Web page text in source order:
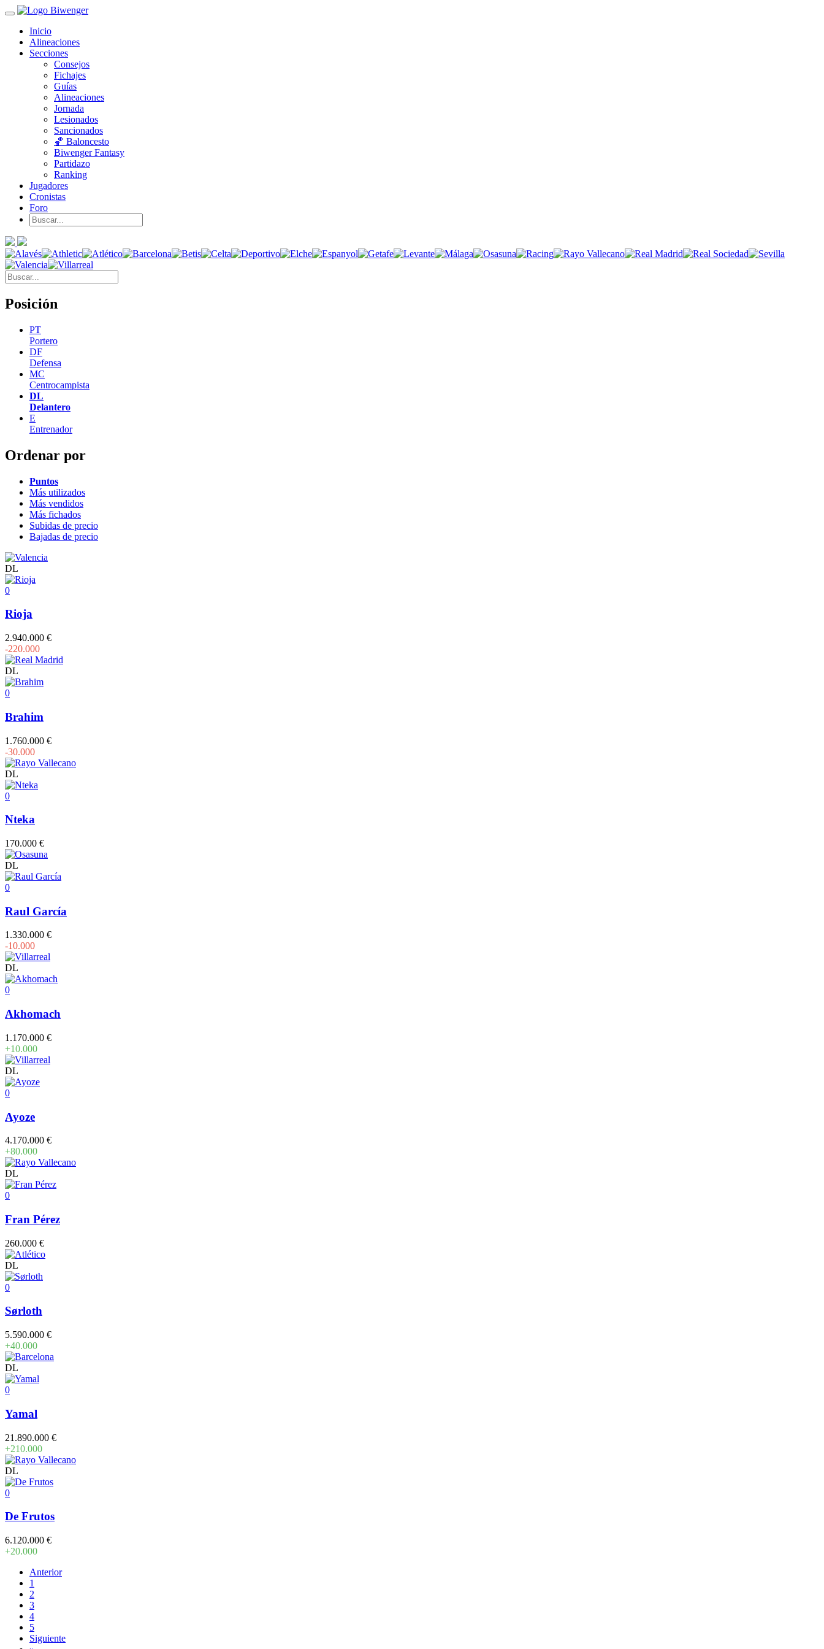
Inicio
Alineaciones
Secciones
Consejos
Fichajes
Guías
Alineaciones
Jornada
Lesionados
Sancionados
🏀 Baloncesto
Biwenger Fantasy
Partidazo
Ranking
Jugadores
Cronistas
Foro
Posición
PT
Portero
DF
Defensa
MC
Centrocampista
DL
Delantero
E
Entrenador
Ordenar por
Puntos
Más utilizados
Más vendidos
Más fichados
Subidas de precio
Bajadas de precio
DL
0
Rioja
2.940.000 €
-220.000
DL
0
Brahim
1.760.000 €
-30.000
DL
0
Nteka
170.000 €
DL
0
Raul García
1.330.000 €
-10.000
DL
0
Akhomach
1.170.000 €
+10.000
DL
0
Ayoze
4.170.000 €
+80.000
DL
0
Fran Pérez
260.000 €
DL
0
Sørloth
5.590.000 €
+40.000
DL
0
Yamal
21.890.000 €
+210.000
DL
0
De Frutos
6.120.000 €
+20.000
Anterior
1
2
3
4
5
Siguiente